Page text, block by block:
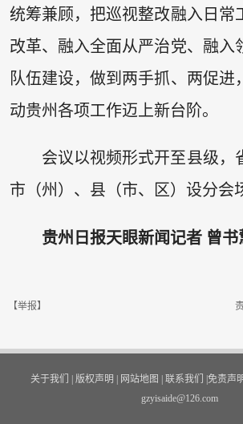
统筹兼顾，把巡视整改融入日常
改革、融入全面从严治党、融入
队伍建设，做到两手抓、两促进
动贵州各项工作迈上新台阶。
会议以视频形式开至县级，
市（州）、县（市、区）设分会
贵州日报天眼新闻记者 曾书
【举报】
关于我们 | 版权声明 | 网站地图 | 联系我们 |免责声
gzyisaide@126.com